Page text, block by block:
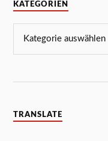
KATEGORIEN
TRANSLATE